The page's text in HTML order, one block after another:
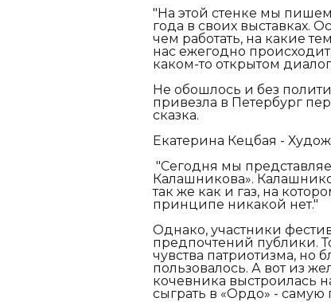
"На этой стенке мы
года в своих выставках.
чем работать, на какие
нас ежегодно
каком-то открытом
Не обошлось и без
привезла в Петербург
сказка.
Екатерина Кецбая -
"Сегодня мы
Калашникова».
так же как и газ, на
принципе никакой нет."
Однако, участники
предпочтений публики.
чувства патриотизма, но
пользовалось. А вот из
кочевника выстроилась
сыграть в «Ордо» - самую